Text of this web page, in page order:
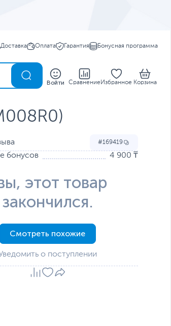
Доставка Оплата Гарантия Бонусная программа
Войти Сравнение Избранное Корзина
169419
бонусов 4 900 ₸
этот товар
закончился.
Смотреть похожие
о поступлении